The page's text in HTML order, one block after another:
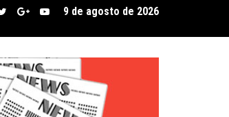
de convidados em festival que revela novos
9 de agosto de 2026